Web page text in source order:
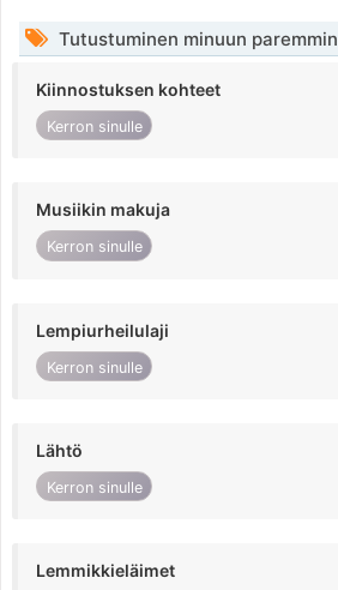
Tutustuminen minuun paremmin
Kiinnostuksen kohteet
Kerron sinulle
Musiikin makuja
Kerron sinulle
Lempiurheilulaji
Kerron sinulle
Lähtö
Kerron sinulle
Lemmikkieläimet